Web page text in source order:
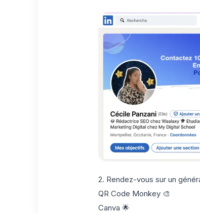
2. Rendez-vous sur un
QR Code Monkey🎨
Canva 🌟